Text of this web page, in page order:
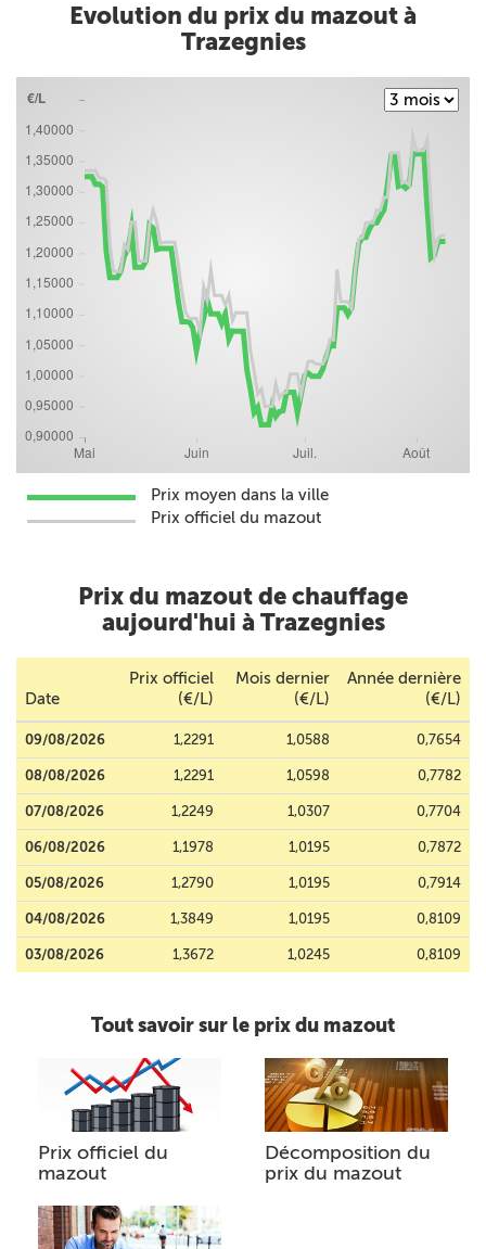
Evolution du prix du mazout à
Trazegnies
Prix moyen dans la ville
Prix officiel du mazout
Prix du mazout de chauffage
aujourd'hui à Trazegnies
Date
Prix officiel
(€/L)
Mois dernier
(€/L)
Année dernière
(€/L)
09/08/2026 1,2291 1,0588 0,7654
08/08/2026 1,2291 1,0598 0,7782
07/08/2026 1,2249 1,0307 0,7704
06/08/2026 1,1978 1,0195 0,7872
05/08/2026 1,2790 1,0195 0,7914
04/08/2026 1,3849 1,0195 0,8109
03/08/2026 1,3672 1,0245 0,8109
Tout savoir sur le prix du mazout
Prix officiel du
mazout
Décomposition du
prix du mazout